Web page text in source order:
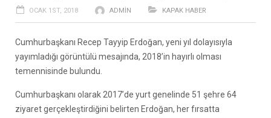
OCAK 1ST, 2018 ADMIN KAPAK HABER
Cumhurbaşkanı Recep Tayyip Erdoğan, yeni yıl dolayısıyla
yayımladığı görüntülü mesajında, 2018’in hayırlı olması
temennisinde bulundu.
Cumhurbaşkanı olarak 2017’de yurt genelinde 51 şehre 64
ziyaret gerçekleştirdiğini belirten Erdoğan, her fırsatta